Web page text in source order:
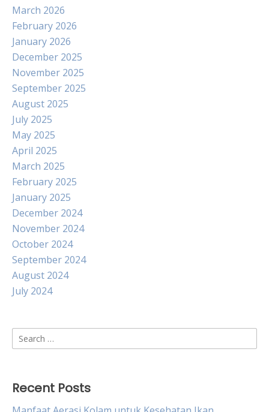
March 2026
February 2026
January 2026
December 2025
November 2025
September 2025
August 2025
July 2025
May 2025
April 2025
March 2025
February 2025
January 2025
December 2024
November 2024
October 2024
September 2024
August 2024
July 2024
Search
for:
Recent Posts